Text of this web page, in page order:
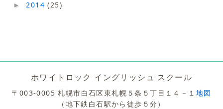
► 2014(25)
ホワイトロック イングリッシュ スクール
〒003-0005 札幌市白石区東札幌５条５丁目１４－１ 地図
（地下鉄白石駅から徒歩５分）